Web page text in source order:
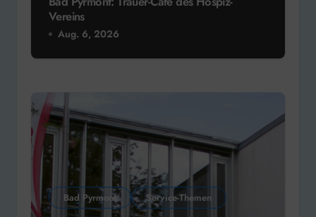
Vereins
Aug. 6, 2026
Bad Pyrmont Service-Themen